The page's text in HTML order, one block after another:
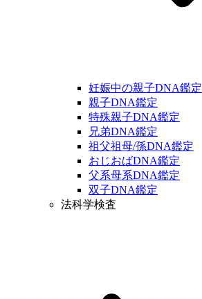
妊娠中の親子DNA鑑定
親子DNA鑑定
特殊親子DNA鑑定
兄弟DNA鑑定
祖父祖母/孫DNA鑑定
おじおばDNA鑑定
父系母系DNA鑑定
双子DNA鑑定
法科学検査